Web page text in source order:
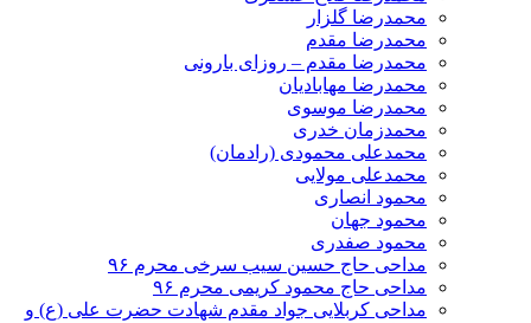
محمدرضا گلزار
محمدرضا مقدم
محمدرضا مقدم – روزای بارونی
محمدرضا مهابادیان
محمدرضا موسوی
محمدزمان خدری
محمدعلی محمودی (رادمان)
محمدعلی مولایی
محمود انصاری
محمود جهان
محمود صفدری
مداحی حاج حسین سیب سرخی محرم ۹۶
مداحی حاج محمود کریمی محرم ۹۶
مداحی کربلایی جواد مقدم شهادت حضرت علی (ع) و